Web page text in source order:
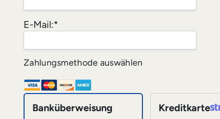
E-Mail:*
Zahlungsmethode auswählen
Banküberweisung Kreditkarte